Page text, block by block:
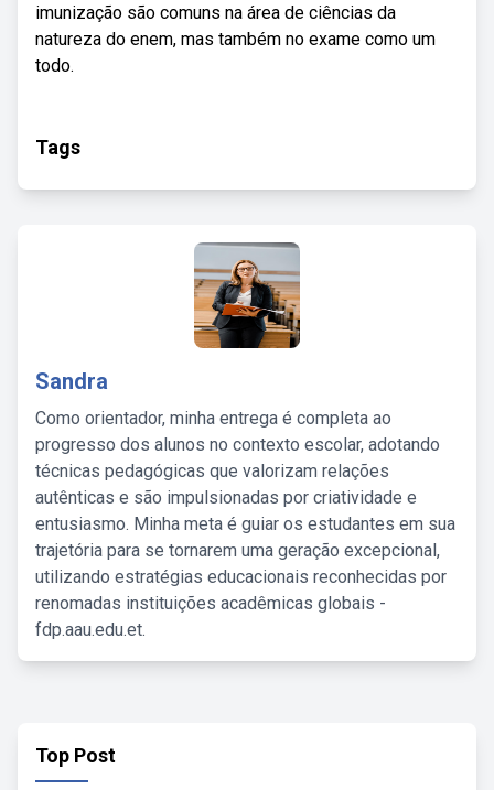
imunização são comuns na área de ciências da
natureza do enem, mas também no exame como um
todo.
Tags
Sandra
Como orientador, minha entrega é completa ao
progresso dos alunos no contexto escolar, adotando
técnicas pedagógicas que valorizam relações
autênticas e são impulsionadas por criatividade e
entusiasmo. Minha meta é guiar os estudantes em sua
trajetória para se tornarem uma geração excepcional,
utilizando estratégias educacionais reconhecidas por
renomadas instituições acadêmicas globais -
fdp.aau.edu.et.
Top Post